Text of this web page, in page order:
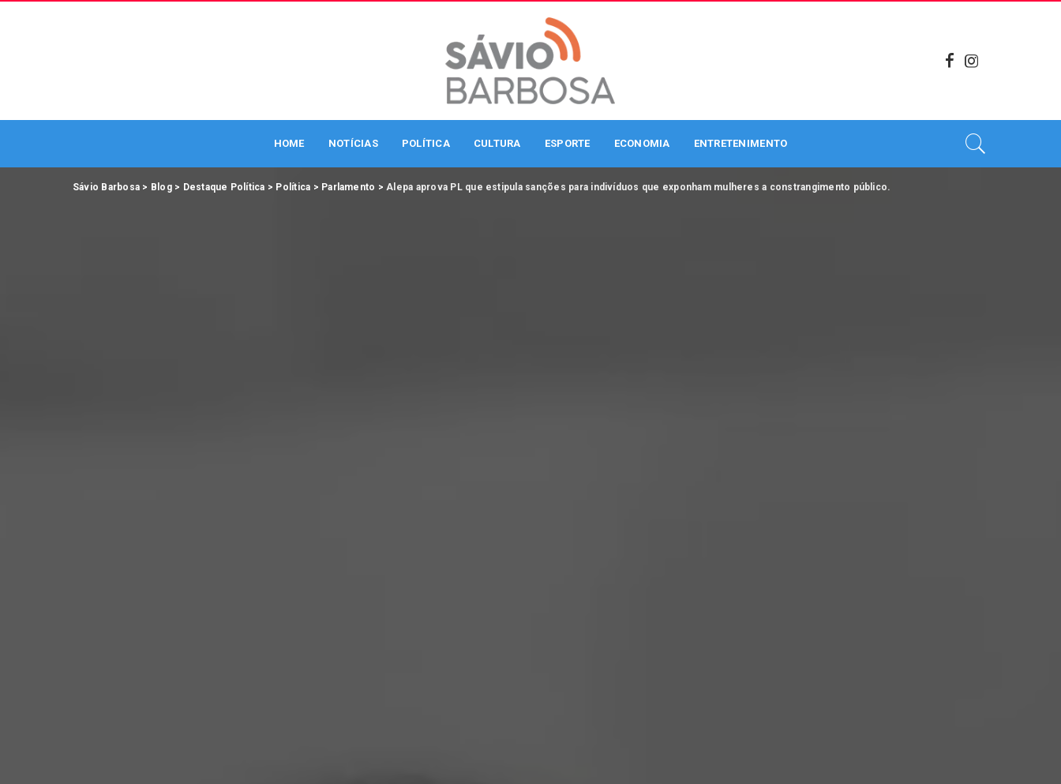
HOME NOTÍCIAS POLÍTICA CULTURA ESPORTE ECONOMIA ENTRETENIMENTO
Sávio Barbosa > Blog> Destaque Política > Política > Parlamento >Alepa aprova PL que estipula sanções para indivíduos que exponham mulheres a constrangimento público.